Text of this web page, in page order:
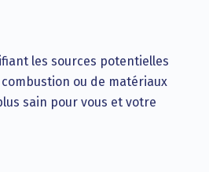
les sources potentielles
ou de matériaux
sain pour vous et votre